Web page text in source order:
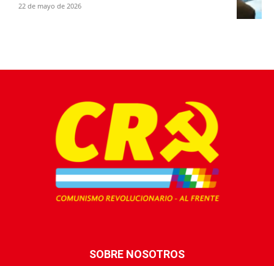
22 de mayo de 2026
SOBRE NOSOTROS